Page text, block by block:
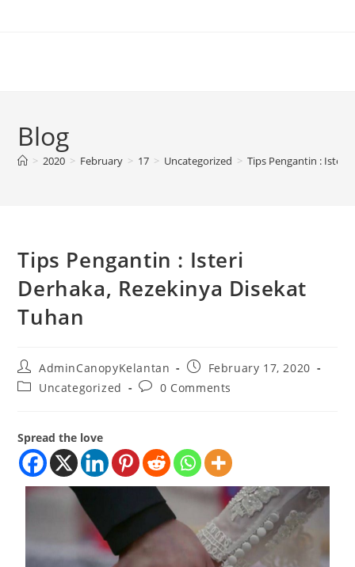
Blog
> 2020 > February > 17 > Uncategorized > Tips Pengantin : Isteri
Tips Pengantin : Isteri
Derhaka, Rezekinya Disekat
Tuhan
AdminCanopyKelantan
February 17, 2020
Uncategorized
0 Comments
Spread the love